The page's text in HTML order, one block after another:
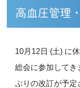
高血圧管理
10月12日 (土) に
総会に参加してき
ぶりの改訂が予定